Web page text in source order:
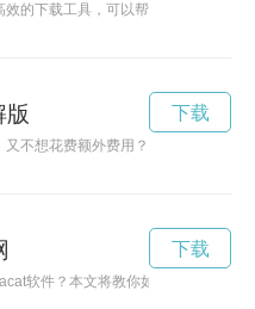
的下载工具，可以帮助用户快速下
版
不想花费额外费用？那就赶紧下载
下载
软件？本文将教你如何快速下载和
下载